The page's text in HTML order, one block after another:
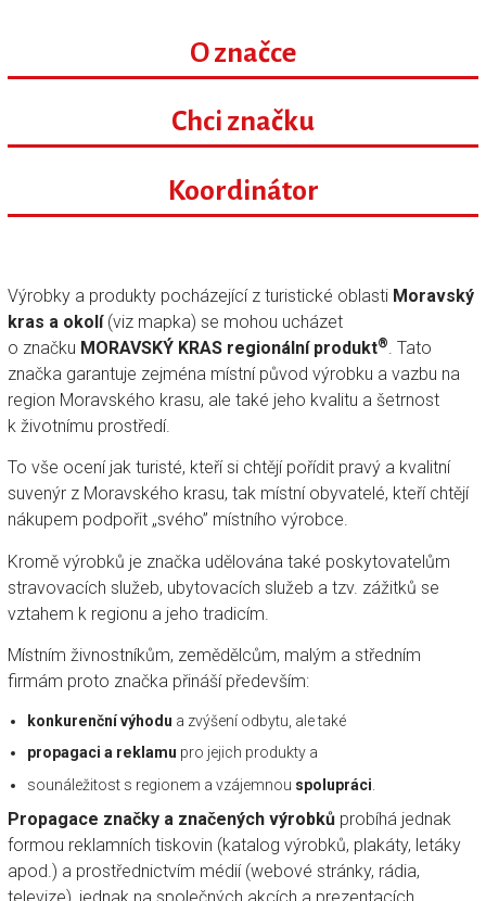
O značce
Chci značku
Koordinátor
Výrobky a produkty pocházející z turistické oblasti Moravský
kras a okolí(viz mapka) se mohou ucházet
o značku MORAVSKÝ KRAS regionální produkt®. Tato
značka garantuje zejména místní původ výrobku a vazbu na
region Moravského krasu, ale také jeho kvalitu a šetrnost
k životnímu prostředí.
To vše ocení jak turisté, kteří si chtějí pořídit pravý a kvalitní
suvenýr z Moravského krasu, tak místní obyvatelé, kteří chtějí
nákupem podpořit „svého” místního výrobce.
Kromě výrobků je značka udělována také poskytovatelům
stravovacích služeb, ubytovacích služeb a tzv. zážitků se
vztahem k regionu a jeho tradicím.
Místním živnostníkům, zemědělcům, malým a středním
firmám proto značka přináší především:
konkurenční výhodu a zvýšení odbytu, ale také
propagaci a reklamu pro jejich produkty a
sounáležitost s regionem a vzájemnou spolupráci
Propagace značky a značených výrobkůprobíhá jednak
formou reklamních tiskovin (katalog výrobků, plakáty, letáky
apod.) a prostřednictvím médií (webové stránky, rádia,
televize), jednak na společných akcích a prezentacích